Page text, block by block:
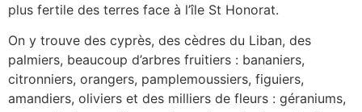
plus fertile des terres face à l’île St Honorat.
On y trouve des cyprès, des cèdres du Liban, des
palmiers, beaucoup d’arbres fruitiers : bananiers,
citronniers, orangers, pamplemoussiers, figuiers,
amandiers, oliviers et des milliers de fleurs : géraniums,